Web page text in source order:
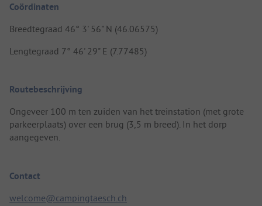
Coördinaten
Breedtegraad 46° 3' 56" N (46.06575)
Lengtegraad 7° 46' 29" E (7.77485)
Routebeschrijving
Ongeveer 100 m ten zuiden van het treinstation (met grote
parkeerplaats) over een brug (3,5 m breed). In het dorp
aangegeven.
Contact
welcome@campingtaesch.ch